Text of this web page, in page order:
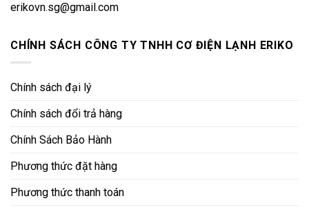
erikovn.sg@gmail.com
CHÍNH SÁCH CÔNG TY TNHH CƠ ĐIỆN LẠNH ERIKO
Chính sách đại lý
Chính sách đổi trả hàng
Chính Sách Bảo Hành
Phương thức đặt hàng
Phương thức thanh toán